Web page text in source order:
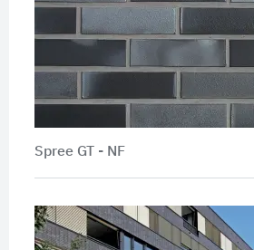
Spree GT - NF